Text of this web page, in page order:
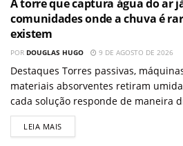
A torre que captura água do ar
comunidades onde a chuva é
existem
POR DOUGLAS HUGO 9 DE AGOSTO DE 2026
Destaques Torres passivas,
materiais absorventes retiram
cada solução responde de maneira
LEIA MAIS